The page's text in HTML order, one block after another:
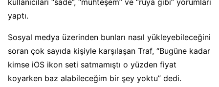
kullanıcıları “sade”, “muhteşem” ve “rüya gibi” yorumları
yaptı.
Sosyal medya üzerinden bunları nasıl yükleyebileceğini
soran çok sayıda kişiyle karşılaşan Traf, “Bugüne kadar
kimse iOS ikon seti satmamıştı o yüzden fiyat
koyarken baz alabileceğim bir şey yoktu” dedi.